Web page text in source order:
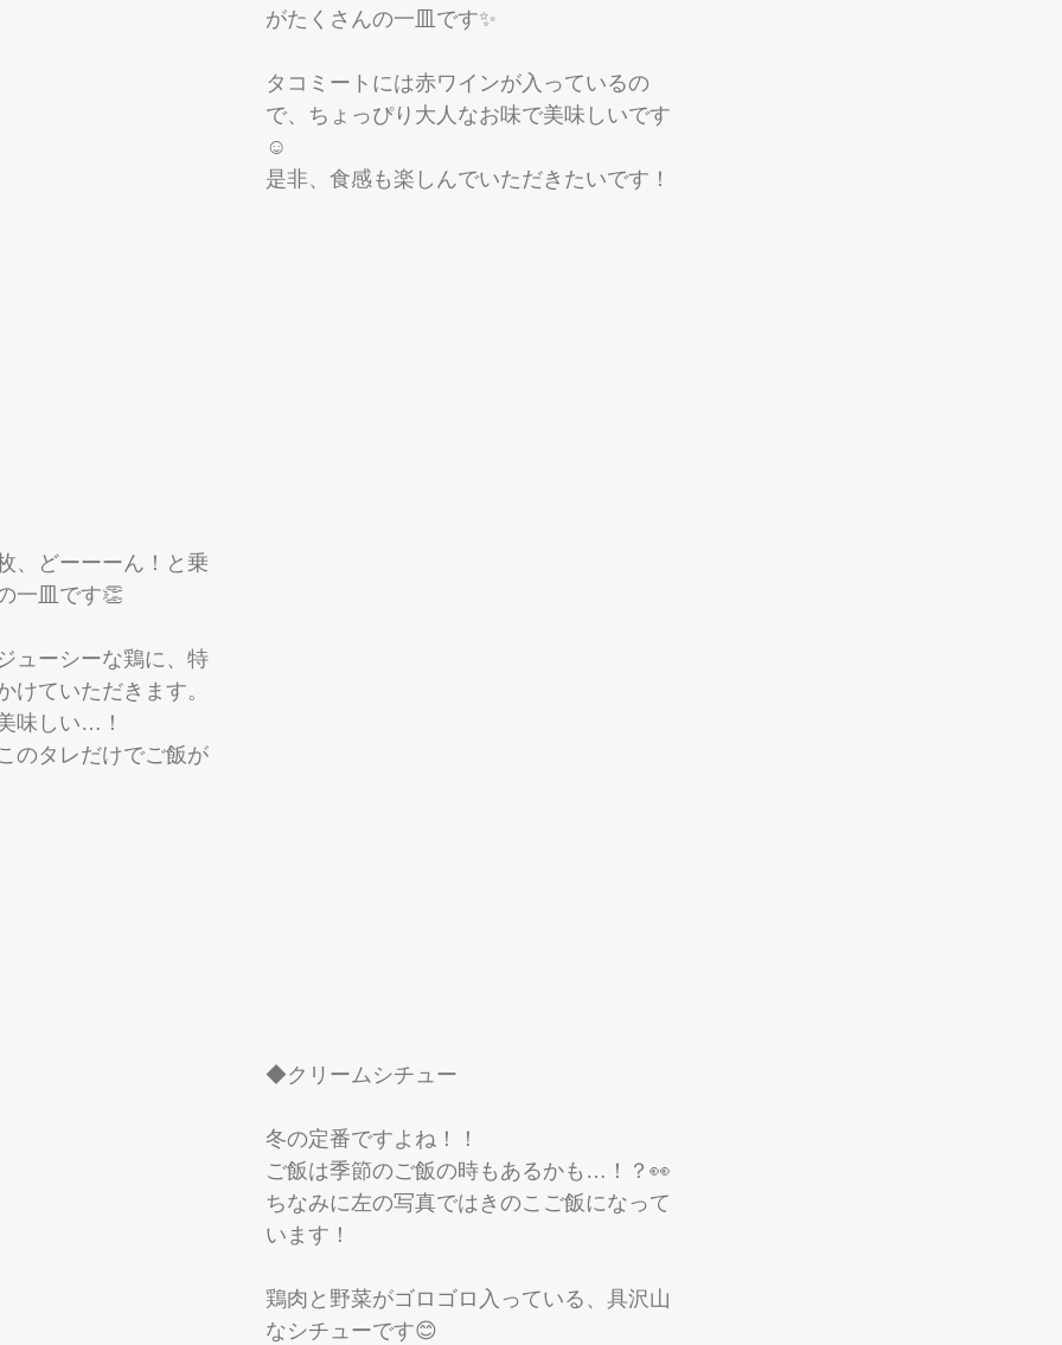
がたくさんの一皿です✨
タコミートには赤ワインが入っているの
で、ちょっぴり大人なお味で美味しいです
☺️
是非、食感も楽しんでいただきたいです！
、どーーーん！と乗
一皿です👏
ューシーな鶏に、特
けていただきます。
味しい…！
のタレだけでご飯が
◆クリームシチュー
冬の定番ですよね！！
ご飯は季節のご飯の時もあるかも…！？👀
ちなみに左の写真ではきのこご飯になって
います！
鶏肉と野菜がゴロゴロ入っている、具沢山
なシチューです😊